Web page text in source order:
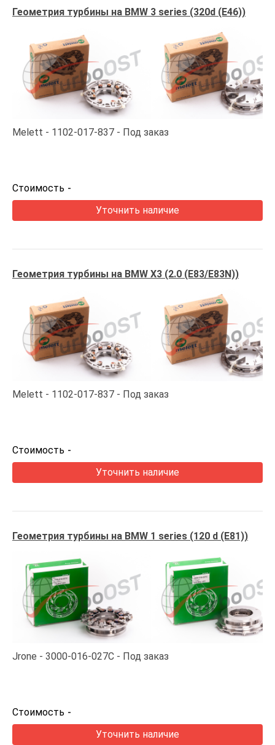
Геометрия турбины на BMW 3 series (320d (E46))
Melett 1102-017-837 Под заказ
Стоимость -
Уточнить наличие
Геометрия турбины на BMW X3 (2.0 (E83/E83N))
Melett 1102-017-837 Под заказ
Стоимость -
Уточнить наличие
Геометрия турбины на BMW 1 series (120 d (E81))
Jrone 3000-016-027C Под заказ
Стоимость -
Уточнить наличие